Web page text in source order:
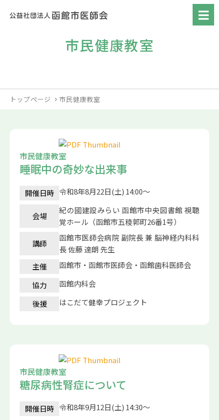
市民健康教室
トップページ 市民健康教室
市民健康教室
睡眠中の奇妙な出来事
開催日時 令和8年8月22日(土) 14:00～
会場
紀の國建設みらい 函館市中央図書館 視聴
覚ホール（函館市五稜郭町26番1号）
講師
函館市医師会病院 副院長 兼 脳神経内科科
長 佐藤 達朗 先生
主催
函館市・函館市医師会・函館歯科医師会
協力
函館内科会
後援
はこだて健幸プロジェクト
市民健康教室
糖尿病性腎症について
開催日時 令和8年9月12日(土) 14:30～